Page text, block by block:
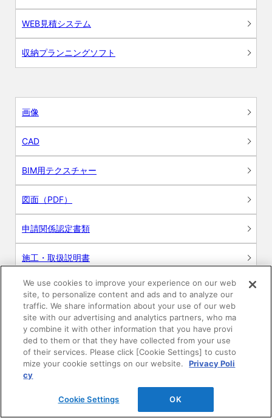
WEB見積システム
収納プランニングソフト
画像
CAD
BIM用テクスチャー
図面（PDF）
申請関係認定書類
施工・取扱説明書
動画
シミュレーションツール
24時間換気システム〈エアスマート〉
簡易設計見積ソフト
R&Dセンター環境測定・分析サービス
商品マスター申し込み
We use cookies to improve your experience on our web
site, to personalize content and ads and to analyze our
traffic. We share information about your use of our web
site with our advertising and analytics partners, who ma
y combine it with other information that you have provi
ded to them or that they have collected from your use
of their services. Please click [Cookie Settings] to custo
mize your cookie settings on our website.
Privacy Poli
cy
Cookie Settings OK